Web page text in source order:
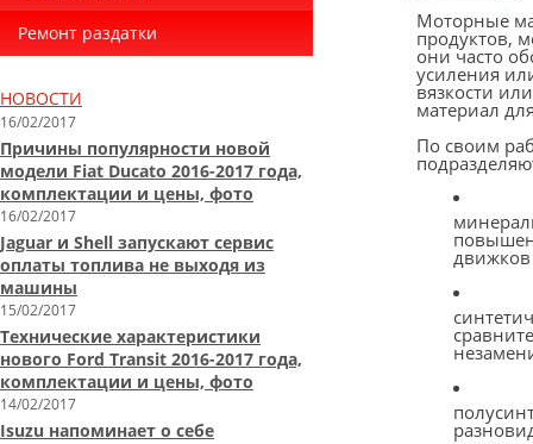
Ремонт раздатки
НОВОСТИ
16/02/2017
Причины популярности новой
модели Fiat Ducato 2016-2017 года,
комплектации и цены, фото
16/02/2017
Jaguar и Shell запускают сервис
оплаты топлива не выходя из
машины
15/02/2017
Технические характеристики
нового Ford Transit 2016-2017 года,
комплектации и цены, фото
14/02/2017
Isuzu напоминает о себе
Моторные
продуктов,
они часто
усиления
вязкости
материал
По своим